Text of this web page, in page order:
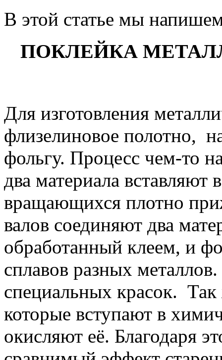
В этой статье мы
ПОКЛЕЙКА
Для изготовления
флизелиновое полотно,
фольгу. Процесс чем-то
два материала
вращающихся плотно
валов соединяют два
обработанный клеем, и
сплавов разных
специальных красок.
которые вступают в
окисляют её. Благодаря